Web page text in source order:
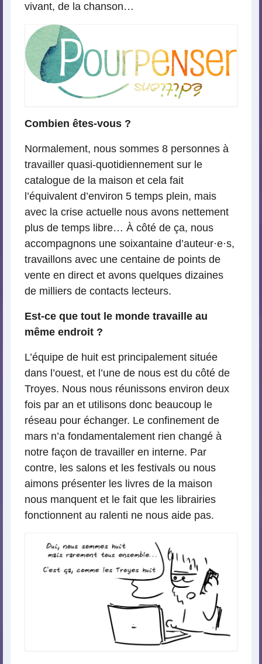
vivant, de la chanson…
Combien êtes-vous ?
Normalement, nous sommes 8 personnes à
travailler quasi-quotidiennement sur le
catalogue de la maison et cela fait
l’équivalent d’environ 5 temps plein, mais
avec la crise actuelle nous avons nettement
plus de temps libre… À côté de ça, nous
accompagnons une soixantaine d’auteur·e·s,
travaillons avec une centaine de points de
vente en direct et avons quelques dizaines
de milliers de contacts lecteurs.
Est-ce que tout le monde travaille au
même endroit ?
L’équipe de huit est principalement située
dans l’ouest, et l’une de nous est du côté de
Troyes. Nous nous réunissons environ deux
fois par an et utilisons donc beaucoup le
réseau pour échanger. Le confinement de
mars n’a fondamentalement rien changé à
notre façon de travailler en interne. Par
contre, les salons et les festivals ou nous
aimons présenter les livres de la maison
nous manquent et le fait que les librairies
fonctionnent au ralenti ne nous aide pas.